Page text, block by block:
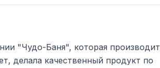
"Чудо-Баня", которая производит
делала качественный продукт по